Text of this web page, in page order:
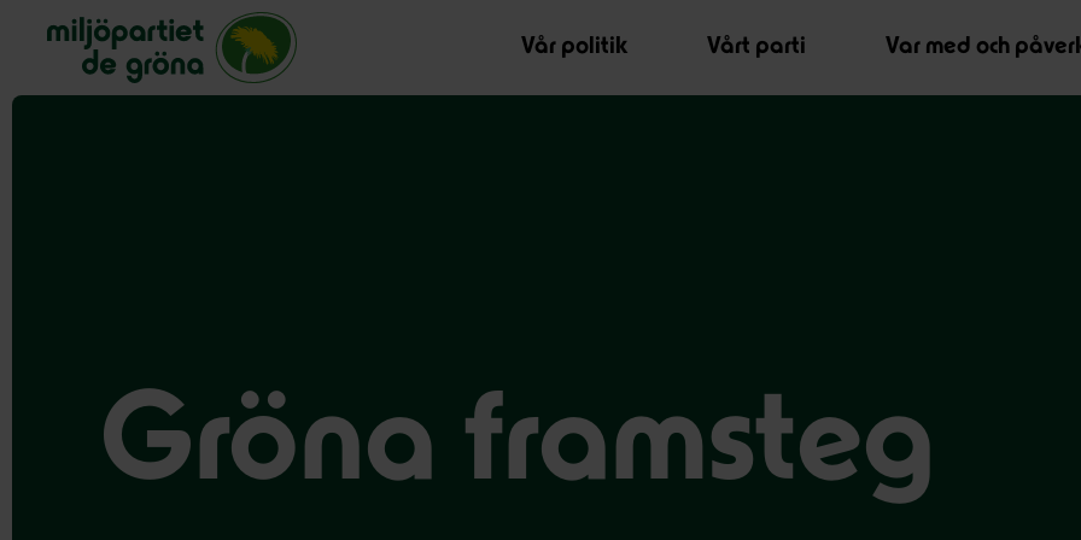
Miljöpartiet de gröna, startsida
Vår politik
Vårt parti Var med och
Gröna framsteg